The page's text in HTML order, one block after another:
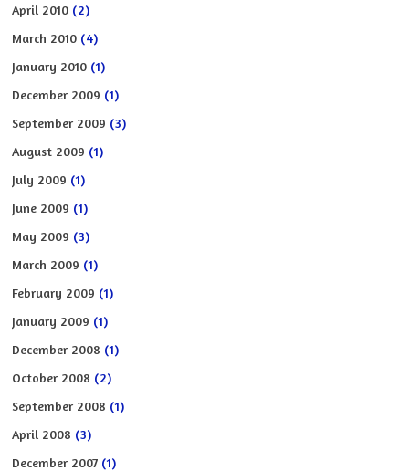
April 2010 (2)
March 2010 (4)
January 2010 (1)
December 2009 (1)
September 2009 (3)
August 2009 (1)
July 2009 (1)
June 2009 (1)
May 2009 (3)
March 2009 (1)
February 2009 (1)
January 2009 (1)
December 2008 (1)
October 2008 (2)
September 2008 (1)
April 2008 (3)
December 2007 (1)